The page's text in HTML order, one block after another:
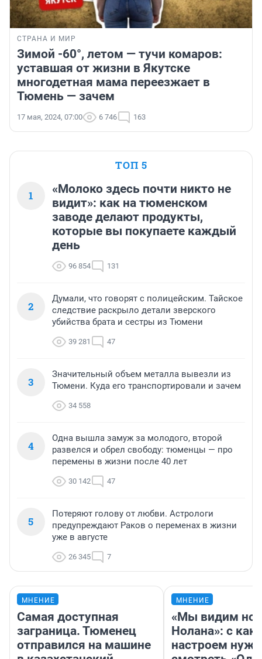
СТРАНА И МИР
Зимой -60°, летом — тучи комаров:
уставшая от жизни в Якутске
многодетная мама переезжает в
Тюмень — зачем
17 мая, 2024, 07:00 6 746 163
ТОП 5
1
«Молоко здесь почти никто не
видит»: как на тюменском
заводе делают продукты,
которые вы покупаете каждый
день
96 854 131
2
Думали, что говорят с полицейским. Тайское
следствие раскрыло детали зверского
убийства брата и сестры из Тюмени
39 281 47
3
Значительный объем металла вывезли из
Тюмени. Куда его транспортировали и зачем
34 558
4
Одна вышла замуж за молодого, второй
развелся и обрел свободу: тюменцы — про
перемены в жизни после 40 лет
30 142 47
5
Потеряют голову от любви. Астрологи
предупреждают Раков о переменах в жизни
уже в августе
26 345 7
МНЕНИЕ
Самая доступная
заграница. Тюменец
отправился на машине
МНЕНИЕ
«Мы видим
Нолана»: с
настроем